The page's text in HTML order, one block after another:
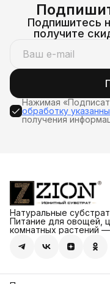
Подпишитесь
получите
Нажимая
обработку
получения
Натуральные
Питание для овощей,
комнатных растений